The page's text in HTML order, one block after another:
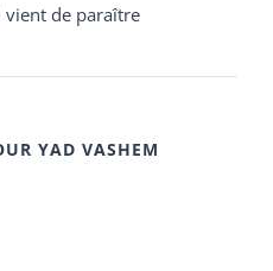
vient de paraître
YAD VASHEM